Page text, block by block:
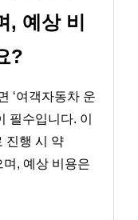
, 예상 비
?
‘여객자동차 운
필수입니다. 이
진행 시 약
, 예상 비용은